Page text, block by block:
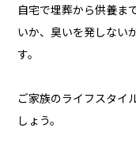
自宅で埋葬から供養ま
いか、臭いを発しない
す。
ご家族のライフスタイ
しょう。